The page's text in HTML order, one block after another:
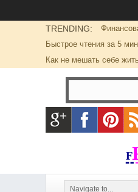
TRENDING:
Быстрое чтения за 5
Как не мешать себе жить